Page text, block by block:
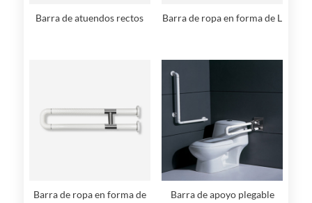
Barra de atuendos rectos Barra de ropa en forma de L
Barra de ropa en forma de
Barra de apoyo plegable